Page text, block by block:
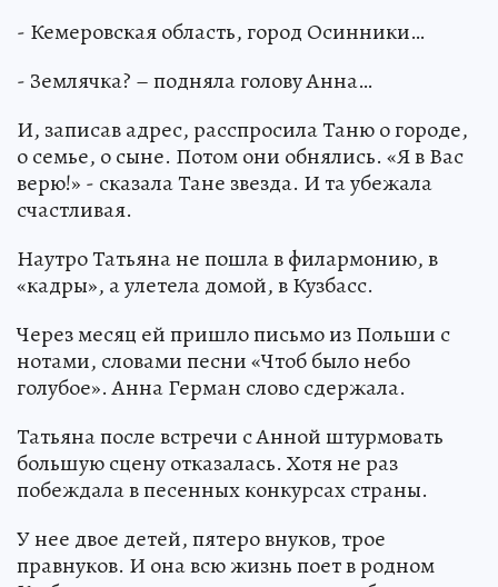
- Кемеровская область, город Осинники…
- Землячка? – подняла голову Анна…
И, записав адрес, расспросила Таню о городе,
о семье, о сыне. Потом они обнялись. «Я в Вас
верю!» - сказала Тане звезда. И та убежала
счастливая.
Наутро Татьяна не пошла в филармонию, в
«кадры», а улетела домой, в Кузбасс.
Через месяц ей пришло письмо из Польши с
нотами, словами песни «Чтоб было небо
голубое». Анна Герман слово сдержала.
Татьяна после встречи с Анной штурмовать
большую сцену отказалась. Хотя не раз
побеждала в песенных конкурсах страны.
У нее двое детей, пятеро внуков, трое
правнуков. И она всю жизнь поет в родном